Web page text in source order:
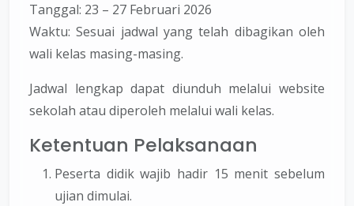
Tanggal: 23 – 27 Februari 2026
Waktu: Sesuai jadwal yang telah dibagikan oleh
wali kelas masing-masing.
Jadwal lengkap dapat diunduh melalui website
sekolah atau diperoleh melalui wali kelas.
Ketentuan Pelaksanaan
Peserta didik wajib hadir 15 menit sebelum
ujian dimulai.